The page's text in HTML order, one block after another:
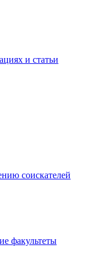
и статьи
соискателей
факультеты